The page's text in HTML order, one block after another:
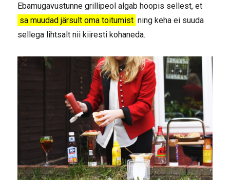
Ebamugavustunne grillipeol algab hoopis sellest, et
sa muudad järsult oma toitumist ning keha ei suuda
sellega lihtsalt nii kiiresti kohaneda.